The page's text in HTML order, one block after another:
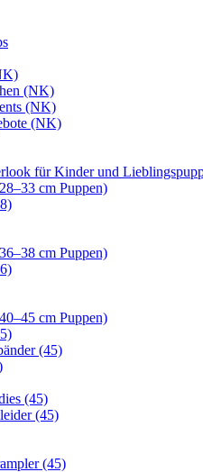
(NK)
(NK)
(NK)
für Kinder und
cm Puppen)
cm Puppen)
cm Puppen)
(45)
(45)
(45)
(45)